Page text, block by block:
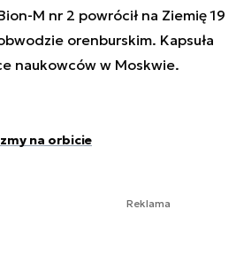
M nr 2 powrócił na Ziemię 19
orenburskim. Kapsuła
naukowców w Moskwie.
na orbicie
Reklama